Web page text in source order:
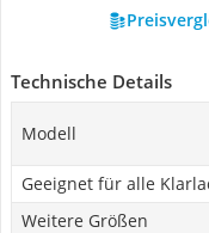
Technische Details
Modell
Geeignet für alle
Weitere Größen